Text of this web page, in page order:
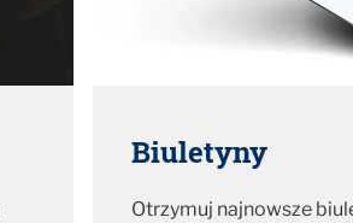
Biuletyny
Otrzymuj najnowsze